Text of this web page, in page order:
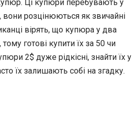
Ці купюри перебувають у
вони розцінюються як звичайні
вірять, що купюра у два
готові купити їх за 50 чи
2$ дуже рідкісні, знайти їх у
їх залишають собі на згадку.